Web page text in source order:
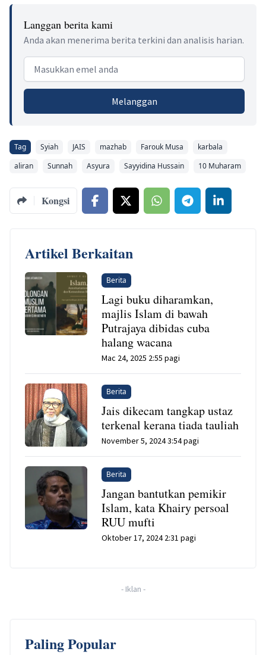
Langgan berita kami
Anda akan menerima berita terkini dan analisis harian.
Email address
Melanggan
Tag Syiah JAIS mazhab Farouk Musa
karbala
aliran
Sunnah Asyura Sayyidina Hussain 10 Muharam
Kongsi
Artikel Berkaitan
Berita
Lagi buku diharamkan,
majlis Islam di bawah
Putrajaya dibidas cuba
halang wacana
Mac 24, 2025 2:55 pagi
Berita
Jais dikecam tangkap ustaz
terkenal kerana tiada tauliah
November 5, 2024 3:54 pagi
Berita
Jangan bantutkan pemikir
Islam, kata Khairy persoal
RUU mufti
Oktober 17, 2024 2:31 pagi
- Iklan -
Paling Popular